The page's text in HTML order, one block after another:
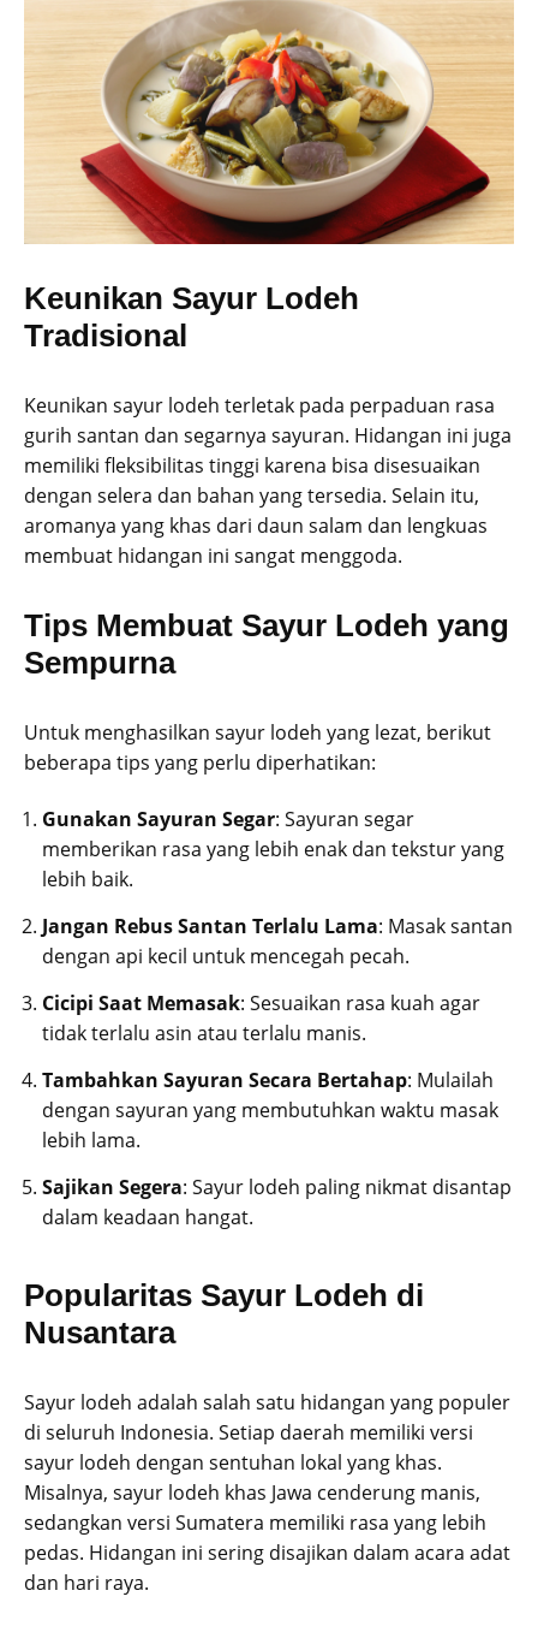
Keunikan Sayur Lodeh
Tradisional
Keunikan sayur lodeh terletak pada perpaduan rasa
gurih santan dan segarnya sayuran. Hidangan ini juga
memiliki fleksibilitas tinggi karena bisa disesuaikan
dengan selera dan bahan yang tersedia. Selain itu,
aromanya yang khas dari daun salam dan lengkuas
membuat hidangan ini sangat menggoda.
Tips Membuat Sayur Lodeh yang
Sempurna
Untuk menghasilkan sayur lodeh yang lezat, berikut
beberapa tips yang perlu diperhatikan:
Gunakan Sayuran Segar: Sayuran segar
memberikan rasa yang lebih enak dan tekstur yang
lebih baik.
Jangan Rebus Santan Terlalu Lama: Masak santan
dengan api kecil untuk mencegah pecah.
Cicipi Saat Memasak: Sesuaikan rasa kuah agar
tidak terlalu asin atau terlalu manis.
Tambahkan Sayuran Secara Bertahap: Mulailah
dengan sayuran yang membutuhkan waktu masak
lebih lama.
Sajikan Segera: Sayur lodeh paling nikmat disantap
dalam keadaan hangat.
Popularitas Sayur Lodeh di
Nusantara
Sayur lodeh adalah salah satu hidangan yang populer
di seluruh Indonesia. Setiap daerah memiliki versi
sayur lodeh dengan sentuhan lokal yang khas.
Misalnya, sayur lodeh khas Jawa cenderung manis,
sedangkan versi Sumatera memiliki rasa yang lebih
pedas. Hidangan ini sering disajikan dalam acara adat
dan hari raya.